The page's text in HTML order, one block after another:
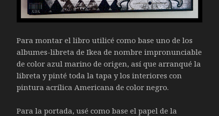
Para montar el libro utilicé como base uno de los
albumes-libreta de Ikea de nombre impronunciable
de color azul marino de origen, así que arranqué la
libreta y pinté toda la tapa y los interiores con
pintura acrílica Americana de color negro.
Para la portada, usé como base el papel de la